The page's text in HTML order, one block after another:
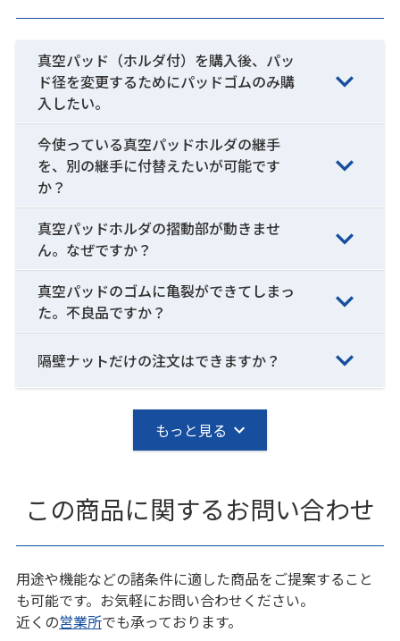
真空パッド（ホルダ付）を購入後、パッ
ド径を変更するためにパッドゴムのみ購
入したい。
今使っている真空パッドホルダの継手
を、別の継手に付替えたいが可能です
か？
真空パッドホルダの摺動部が動きませ
ん。なぜですか？
真空パッドのゴムに亀裂ができてしまっ
た。不良品ですか？
隔壁ナットだけの注文はできますか？
もっと見る
この商品に関するお問い合わせ
用途や機能などの諸条件に適した商品をご提案すること
も可能です。お気軽にお問い合わせください。
近くの営業所でも承っております。